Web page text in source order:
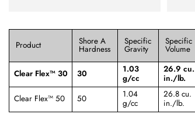
Product Shore A
Hardness
Specific
Gravity
Specific
Volume
Clear Flex™ 30 30
1.03
g/cc
26.9 cu.
in./lb.
Clear Flex™ 50
50
1.04
g/cc
26.8 cu.
in./lb.